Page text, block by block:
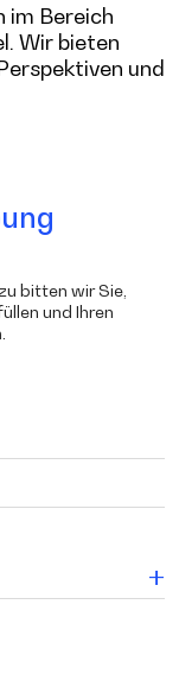
im Bereich
Wir bieten
und
bitten wir Sie,
und Ihren